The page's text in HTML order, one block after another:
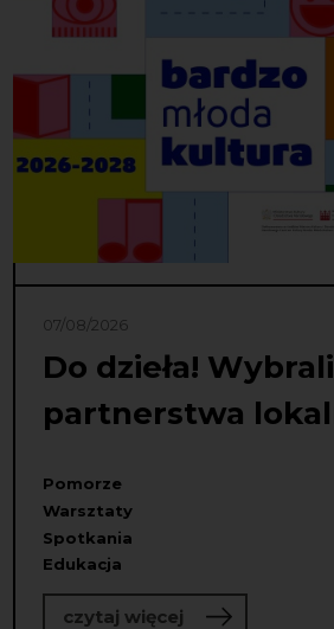
07/08/2026
Do dzieła!
partnerstwa
Pomorze
Warsztaty
Spotkania
Edukacja
czytaj więcejo Do dzieła!